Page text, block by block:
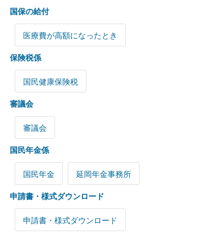
国保の給付
医療費が高額になったとき
保険税係
国民健康保険税
審議会
審議会
国民年金係
国民年金 延岡年金事務所
申請書・様式ダウンロード
申請書・様式ダウンロード